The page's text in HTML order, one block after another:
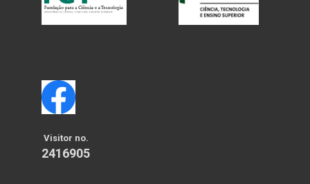
Visitor no.
2416905